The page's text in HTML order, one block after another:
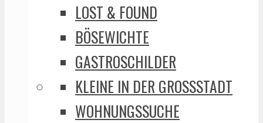
LOST & FOUND
BÖSEWICHTE
GASTROSCHILDER
KLEINE IN DER GROSSSTADT
WOHNUNGSSUCHE